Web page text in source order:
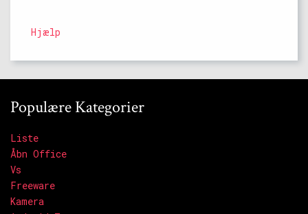
Hjælp
Populære Kategorier
Liste
Åbn Office
Vs
Freeware
Kamera